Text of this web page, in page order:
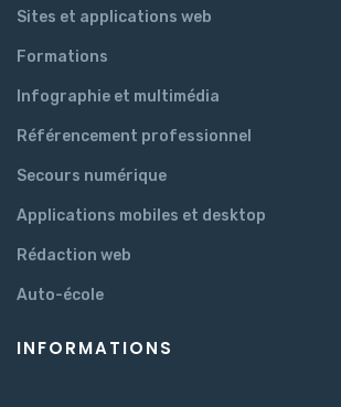
Sites et applications web
Formations
Infographie et multimédia
Référencement professionnel
Secours numérique
Applications mobiles et desktop
Rédaction web
Auto-école
INFORMATIONS